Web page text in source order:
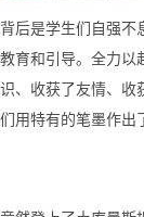
后是学生们自强不
育和引导。全力以
、收获了友情、收
用特有的笔墨作出